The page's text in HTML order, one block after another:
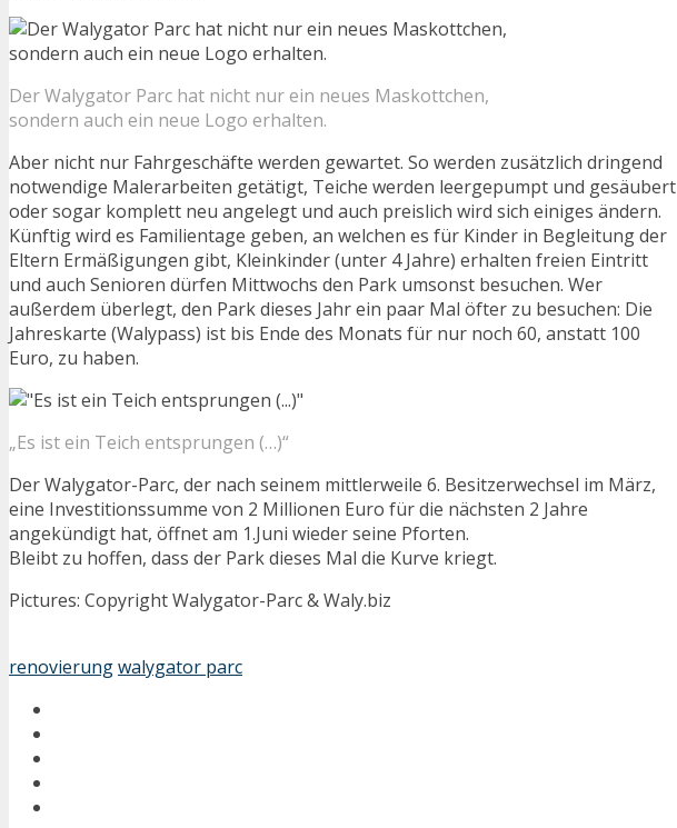
Der Walygator Parc hat nicht nur ein neues Maskottchen,
sondern auch ein neue Logo erhalten.
Aber nicht nur Fahrgeschäfte werden gewartet. So werden zusätzlich dringend
notwendige Malerarbeiten getätigt, Teiche werden leergepumpt und gesäubert
oder sogar komplett neu angelegt und auch preislich wird sich einiges ändern.
Künftig wird es Familientage geben, an welchen es für Kinder in Begleitung der
Eltern Ermäßigungen gibt, Kleinkinder (unter 4 Jahre) erhalten freien Eintritt
und auch Senioren dürfen Mittwochs den Park umsonst besuchen. Wer
außerdem überlegt, den Park dieses Jahr ein paar Mal öfter zu besuchen: Die
Jahreskarte (Walypass) ist bis Ende des Monats für nur noch 60, anstatt 100
Euro, zu haben.
„Es ist ein Teich entsprungen (…)“
Der Walygator-Parc, der nach seinem mittlerweile 6. Besitzerwechsel im März,
eine Investitionssumme von 2 Millionen Euro für die nächsten 2 Jahre
angekündigt hat, öffnet am 1.Juni wieder seine Pforten.
Bleibt zu hoffen, dass der Park dieses Mal die Kurve kriegt.
Pictures: Copyright Walygator-Parc & Waly.biz
renovierungwalygator parc